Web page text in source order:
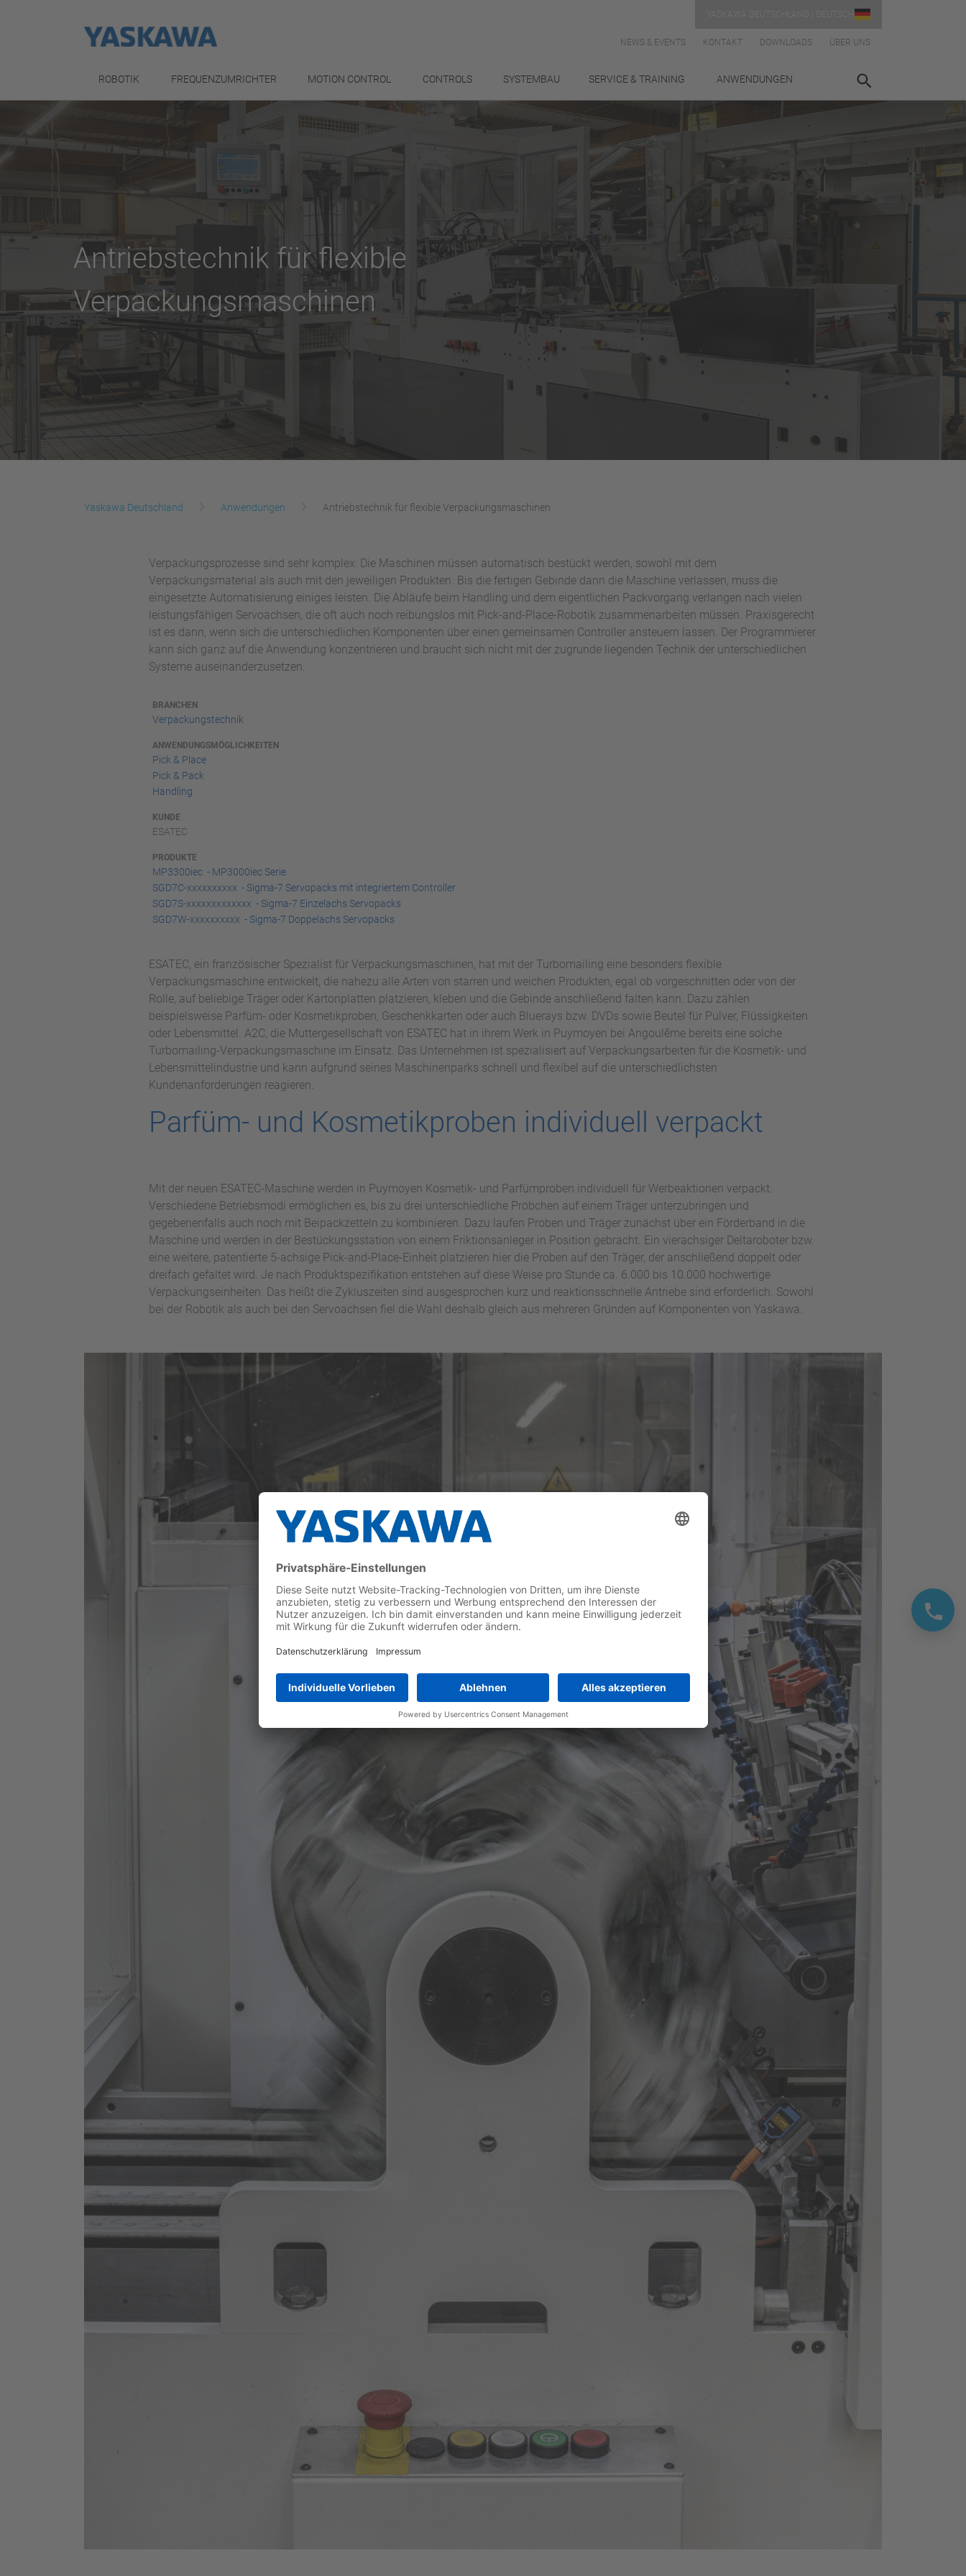
NEWS & EVENTS KONTAKT DOWNLOADS ÜBER UNS
ROBOTIK FREQUENZUMRICHTER MOTION CONTROL CONTROLS SYSTEMBAU SERVICE & TRAINING ANWENDUNGEN
Antriebstechnik für flexible
Verpackungsmaschinen
Yaskawa Deutschland Anwendungen Antriebstechnik für flexible Verpackungsmaschinen
Verpackungsprozesse sind sehr komplex: Die Maschinen müssen automatisch bestückt werden, sowohl mit dem
Verpackungsmaterial als auch mit den jeweiligen Produkten. Bis die fertigen Gebinde dann die Maschine verlassen, muss die
eingesetzte Automatisierung einiges leisten. Die Abläufe beim Handling und dem eigentlichen Packvorgang verlangen nach vielen
leistungsfähigen Servoachsen, die oft auch noch reibungslos mit Pick-and-Place-Robotik zusammenarbeiten müssen. Praxisgerecht
ist es dann, wenn sich die unterschiedlichen Komponenten über einen gemeinsamen Controller ansteuern lassen. Der Programmierer
kann sich ganz auf die Anwendung konzentrieren und braucht sich nicht mit der zugrunde liegenden Technik der unterschiedlichen
Systeme auseinanderzusetzen.
BRANCHEN
Verpackungstechnik
ANWENDUNGSMÖGLICHKEITEN
Pick & Place
Pick & Pack
Handling
KUNDE
ESATEC
PRODUKTE
MP3300iec - MP3000iec Serie
SGD7C-xxxxxxxxxx - Sigma-7 Servopacks mit integriertem Controller
SGD7S-xxxxxxxxxxxxx - Sigma-7 Einzelachs Servopacks
SGD7W-xxxxxxxxxx - Sigma-7 Doppelachs Servopacks
ESATEC, ein französischer Spezialist für Verpackungsmaschinen, hat mit der Turbomailing eine besonders flexible
Verpackungsmaschine entwickelt, die nahezu alle Arten von starren und weichen Produkten, egal ob vorgeschnitten oder von der
Rolle, auf beliebige Träger oder Kartonplatten platzieren, kleben und die Gebinde anschließend falten kann. Dazu zählen
beispielsweise Parfüm- oder Kosmetikproben, Geschenkkarten oder auch Bluerays bzw. DVDs sowie Beutel für Pulver, Flüssigkeiten
oder Lebensmittel. A2C, die Muttergesellschaft von ESATEC hat in ihrem Werk in Puymoyen bei Angoulême bereits eine solche
Turbomailing-Verpackungsmaschine im Einsatz. Das Unternehmen ist spezialisiert auf Verpackungsarbeiten für die Kosmetik- und
Lebensmittelindustrie und kann aufgrund seines Maschinenparks schnell und flexibel auf die unterschiedlichsten
Kundenanforderungen reagieren.
Parfüm- und Kosmetikproben individuell verpackt
Mit der neuen ESATEC-Maschine werden in Puymoyen Kosmetik- und Parfümproben individuell für Werbeaktionen verpackt.
Verschiedene Betriebsmodi ermöglichen es, bis zu drei unterschiedliche Pröbchen auf einem Träger unterzubringen und
gegebenenfalls auch noch mit Beipackzetteln zu kombinieren. Dazu laufen Proben und Träger zunächst über ein Förderband in die
Maschine und werden in der Bestückungsstation von einem Friktionsanleger in Position gebracht. Ein vierachsiger Deltaroboter bzw.
eine weitere, patentierte 5-achsige Pick-and-Place-Einheit platzieren hier die Proben auf den Träger, der anschließend doppelt oder
dreifach gefaltet wird. Je nach Produktspezifikation entstehen auf diese Weise pro Stunde ca. 6.000 bis 10.000 hochwertige
Verpackungseinheiten. Das heißt die Zykluszeiten sind ausgesprochen kurz und reaktionsschnelle Antriebe sind erforderlich. Sowohl
bei der Robotik als auch bei den Servoachsen fiel die Wahl deshalb gleich aus mehreren Gründen auf Komponenten von Yaskawa.